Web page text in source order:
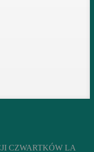
CZWARTKÓW LA